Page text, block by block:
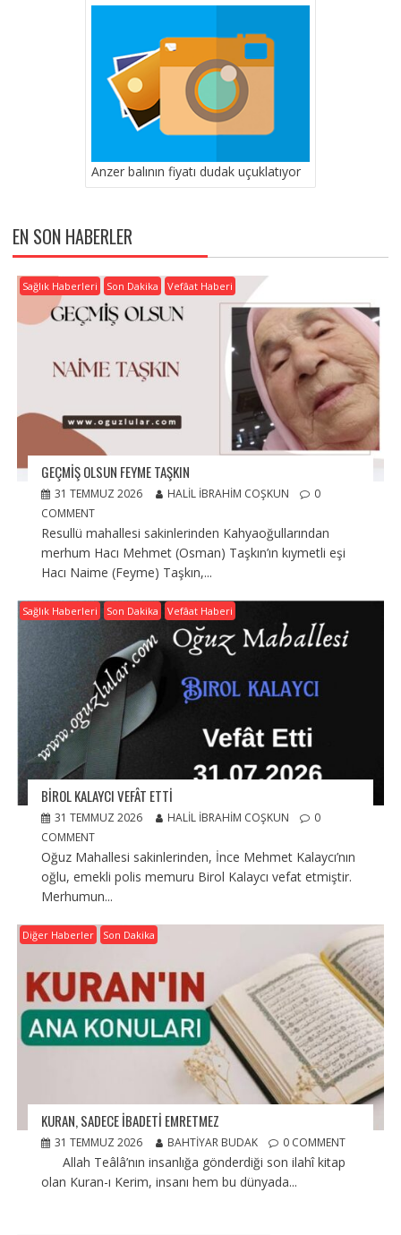
Anzer balının fiyatı dudak uçuklatıyor
EN SON HABERLER
Sağlık Haberleri Son Dakika Vefâat Haberi
GEÇMIŞ OLSUN FEYME TAŞKIN
31 TEMMUZ 2026 HALIL İBRAHIM COŞKUN
0
COMMENT
Resullü mahallesi sakinlerinden Kahyaoğullarından
merhum Hacı Mehmet (Osman) Taşkın’ın kıymetli eşi
Hacı Naime (Feyme) Taşkın,...
Sağlık Haberleri Son Dakika Vefâat Haberi
BIROL KALAYCI VEFÂT ETTI
31 TEMMUZ 2026 HALIL İBRAHIM COŞKUN
0
COMMENT
Oğuz Mahallesi sakinlerinden, İnce Mehmet Kalaycı’nın
oğlu, emekli polis memuru Birol Kalaycı vefat etmiştir.
Merhumun...
Diğer Haberler Son Dakika
KURAN, SADECE İBADETİ EMRETMEZ
31 TEMMUZ 2026 BAHTIYAR BUDAK 0 COMMENT
Allah Teâlâ’nın insanlığa gönderdiği son ilahî kitap
olan Kuran-ı Kerim, insanı hem bu dünyada...